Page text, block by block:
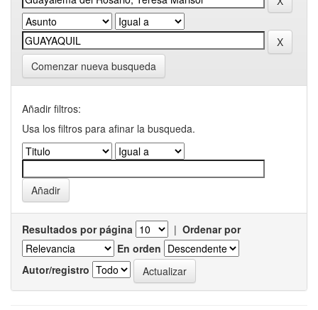
Comenzar nueva busqueda
Añadir filtros:
Usa los filtros para afinar la busqueda.
Resultados por página | Ordenar por
En orden
Autor/registro